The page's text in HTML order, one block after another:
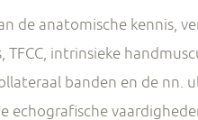
de anatomische kennis,
TFCC, intrinsieke
banden en de nn.
echografische